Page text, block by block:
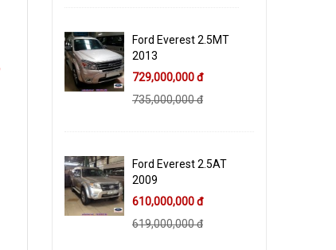
Ford Everest 2.5MT
2013
729,000,000 đ
735,000,000 đ
Ford Everest 2.5AT
2009
610,000,000 đ
619,000,000 đ